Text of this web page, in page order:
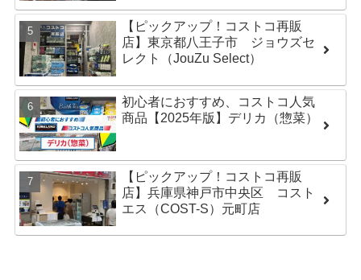
【ピックアップ！コストコ再販
店】東京都八王子市 ジョウズセ
レクト（JouZu Select）
初心者におすすめ、コストコ人気
商品【2025年版】デリカ（惣菜）
【ピックアップ！コストコ再販
店】兵庫県神戸市中央区 コスト
エス（COST-S）元町店